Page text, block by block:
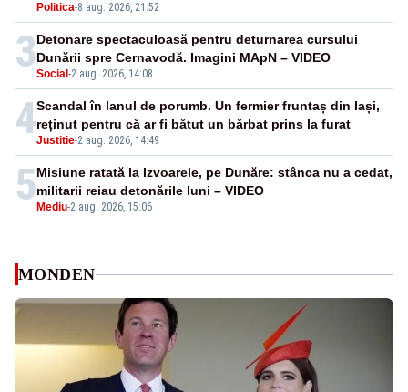
Politica-8 aug. 2026, 21:52
3Social -2 aug. 2026, 14:08
Detonare spectaculoasă pentru deturnarea cursului
Dunării spre Cernavodă. Imagini MApN – VIDEO
4Justitie-2 aug. 2026, 14:49
Scandal în lanul de porumb. Un fermier fruntaș din Iași,
reținut pentru că ar fi bătut un bărbat prins la furat
5 Mediu-2 aug. 2026, 15:06
Misiune ratată la Izvoarele, pe Dunăre: stânca nu a cedat,
militarii reiau detonările luni – VIDEO
MONDEN